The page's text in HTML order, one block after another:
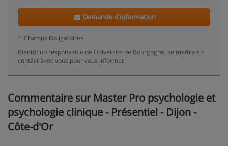
Demande d'information
* Champs Obligatoires
Bientôt un responsable de Universite de Bourgogne, se mettra en
contact avec vous pour vous informer.
Commentaire sur Master Pro psychologie et
psychologie clinique - Présentiel - Dijon -
Côte-d'Or